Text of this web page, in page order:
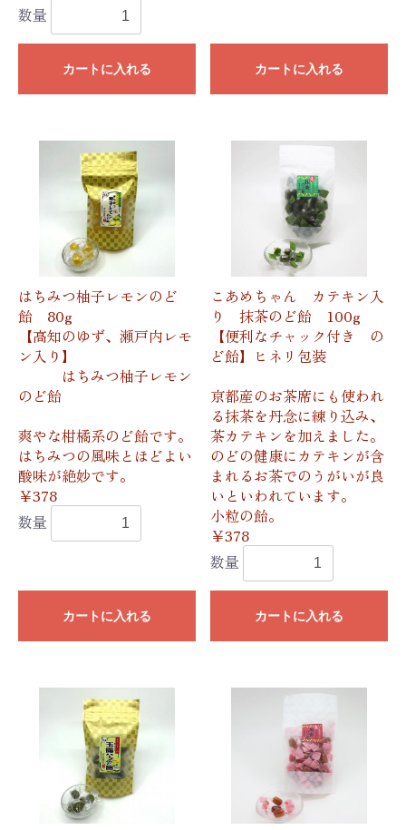
数量
カートに入れる カートに入れる
はちみつ柚子レモンのど
飴 80g
【高知のゆず、瀬戸内レモ
ン入り】
はちみつ柚子レモン
のど飴
爽やな柑橘系のど飴です。
はちみつの風味とほどよい
酸味が絶妙です。
￥378
数量
カートに入れる
こあめちゃん カテキン入
り 抹茶のど飴 100g
【便利なチャック付き の
ど飴】ヒネリ包装
京都産のお茶席にも使われ
る抹茶を丹念に練り込み、
茶カテキンを加えました。
のどの健康にカテキンが含
まれるお茶でのうがいが良
いといわれています。
小粒の飴。
￥378
数量
カートに入れる